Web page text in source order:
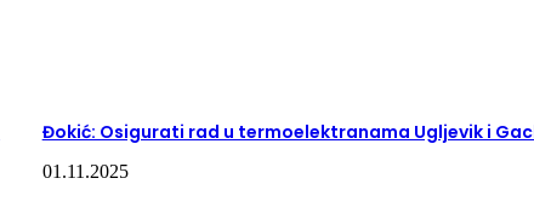
Đokić: Osigurati rad u termoelektranama Ugljevik i
01.11.2025